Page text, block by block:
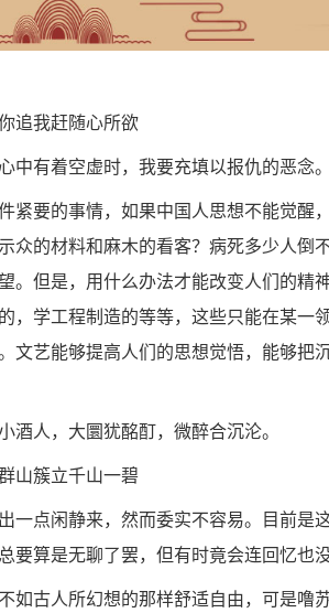
追我赶随心所欲
中有着空虚时，我要充填以报仇的恶念。
紧要的事情，如果中国人思想不能觉醒
众的材料和麻木的看客？病死多少人倒
。但是，用什么办法才能改变人们的精
，学工程制造的等等，这些只能在某一
文艺能够提高人们的思想觉悟，能够把
酒人，大圜犹酩酊，微醉合沉沦。
山簇立千山一碧
一点闲静来，然而委实不容易。目前是
要算是无聊了罢，但有时竟会连回忆也没
如古人所幻想的那样舒适自由，可是噜